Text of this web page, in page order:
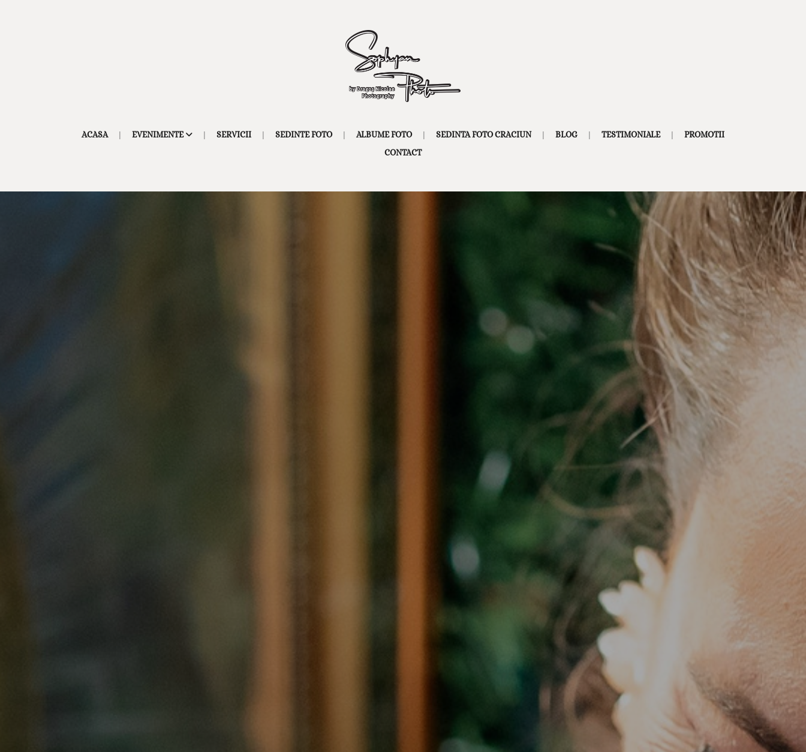
ACASA EVENIMENTE SERVICII SEDINTE FOTO ALBUME FOTO SEDINTA FOTO CRACIUN BLOG TESTIMONIALE
PROMOTII
CONTACT